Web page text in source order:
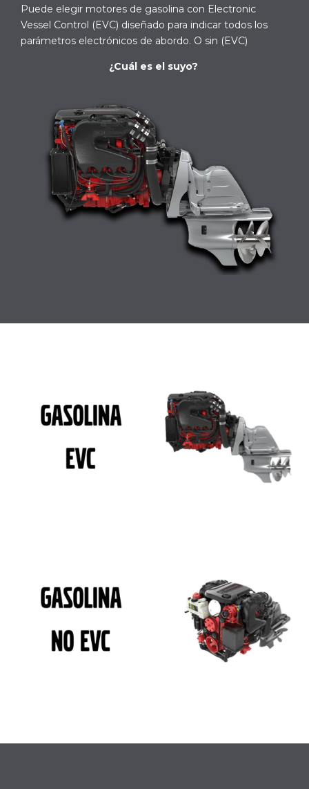
Puede elegir motores de gasolina con Electronic
Vessel Control (EVC) diseñado para indicar todos los
parámetros electrónicos de abordo. O sin (EVC)
¿Cuál es el suyo?